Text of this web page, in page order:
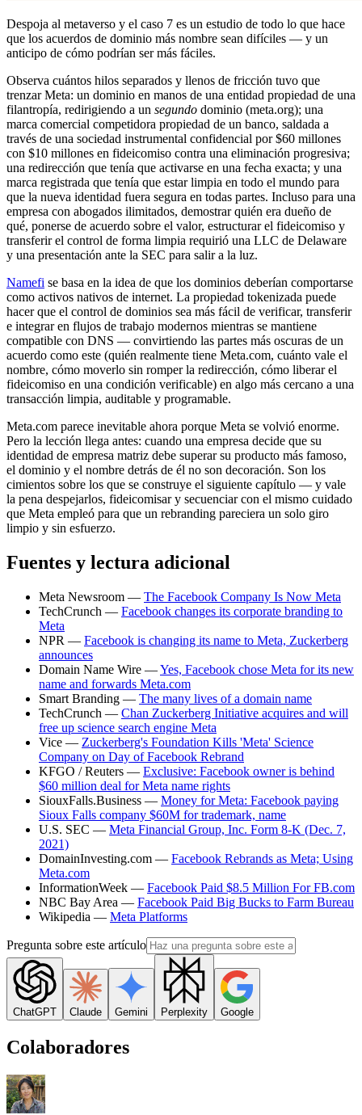
Despoja al metaverso y el caso 7 es un estudio de todo lo que hace
que los acuerdos de dominio más nombre sean difíciles — y un
anticipo de cómo podrían ser más fáciles.
Observa cuántos hilos separados y llenos de fricción tuvo que
trenzar Meta: un dominio en manos de una entidad propiedad de una
filantropía, redirigiendo a un segundo dominio (meta.org); una
marca comercial competidora propiedad de un banco, saldada a
través de una sociedad instrumental confidencial por $60 millones
con $10 millones en fideicomiso contra una eliminación progresiva;
una redirección que tenía que activarse en una fecha exacta; y una
marca registrada que tenía que estar limpia en todo el mundo para
que la nueva identidad fuera segura en todas partes. Incluso para una
empresa con abogados ilimitados, demostrar quién era dueño de
qué, ponerse de acuerdo sobre el valor, estructurar el fideicomiso y
transferir el control de forma limpia requirió una LLC de Delaware
y una presentación ante la SEC para salir a la luz.
Namefi se basa en la idea de que los dominios deberían comportarse
como activos nativos de internet. La propiedad tokenizada puede
hacer que el control de dominios sea más fácil de verificar, transferir
e integrar en flujos de trabajo modernos mientras se mantiene
compatible con DNS — convirtiendo las partes más oscuras de un
acuerdo como este (quién realmente tiene Meta.com, cuánto vale el
nombre, cómo moverlo sin romper la redirección, cómo liberar el
fideicomiso en una condición verificable) en algo más cercano a una
transacción limpia, auditable y programable.
Meta.com parece inevitable ahora porque Meta se volvió enorme.
Pero la lección llega antes: cuando una empresa decide que su
identidad de empresa matriz debe superar su producto más famoso,
el dominio y el nombre detrás de él no son decoración. Son los
cimientos sobre los que se construye el siguiente capítulo — y vale
la pena despejarlos, fideicomisar y secuenciar con el mismo cuidado
que Meta empleó para que un rebranding pareciera un solo giro
limpio y sin esfuerzo.
Fuentes y lectura adicional
Meta Newsroom — The Facebook Company Is Now Meta
TechCrunch — Facebook changes its corporate branding to
Meta
NPR — Facebook is changing its name to Meta, Zuckerberg
announces
Domain Name Wire —Yes, Facebook chose Meta for its new
name and forwards Meta.com
Smart Branding — The many lives of a domain name
TechCrunch — Chan Zuckerberg Initiative acquires and will
free up science search engine Meta
Vice — Zuckerberg's Foundation Kills 'Meta' Science
Company on Day of Facebook Rebrand
KFGO / Reuters — Exclusive: Facebook owner is behind
$60 million deal for Meta name rights
SiouxFalls.Business — Money for Meta: Facebook paying
Sioux Falls company $60M for trademark, name
U.S. SEC — Meta Financial Group, Inc. Form 8-K (Dec. 7,
2021)
DomainInvesting.com — Facebook Rebrands as Meta; Using
Meta.com
InformationWeek — Facebook Paid $8.5 Million For FB.com
NBC Bay Area — Facebook Paid Big Bucks to Farm Bureau
Wikipedia — Meta Platforms
Pregunta sobre este artículo
ChatGPT Claude Gemini Perplexity Google
Colaboradores